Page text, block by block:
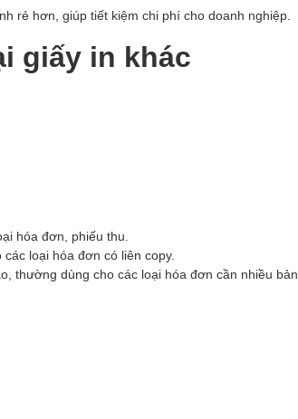
rẻ hơn, giúp tiết kiệm chi phí cho doanh nghiệp.
giấy in khác
hóa đơn, phiếu thu.
loại hóa đơn có liên copy.
thường dùng cho các loại hóa đơn cần nhiều bản